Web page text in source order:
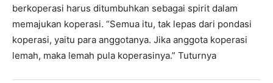
berkoperasi harus ditumbuhkan sebagai spirit dalam
memajukan koperasi. “Semua itu, tak lepas dari pondasi
koperasi, yaitu para anggotanya. Jika anggota koperasi
lemah, maka lemah pula koperasinya.” Tuturnya